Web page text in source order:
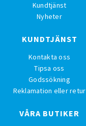
Kundtjänst
Nyheter
KUNDTJÄNST
Kontakta oss
Tipsa oss
Godssökning
Reklamation eller retur
VÅRA BUTIKER